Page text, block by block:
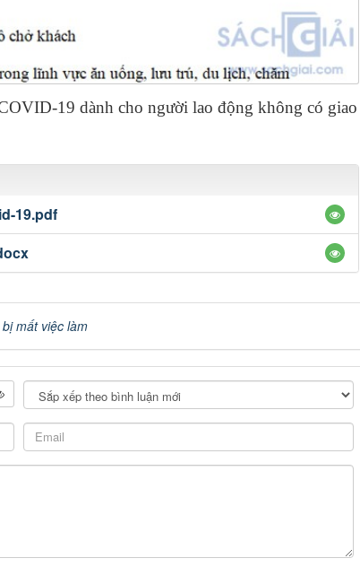
19 dành cho người lao động không có giao
19.pdf
mất việc làm